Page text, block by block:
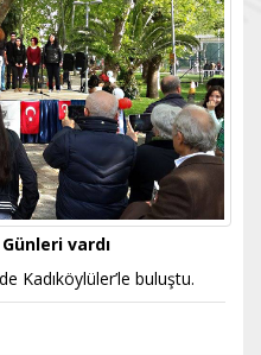
vardı
Kadıköylüler’le buluştu.